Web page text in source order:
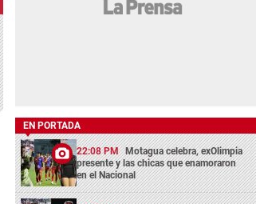
EN PORTADA
22:08 PM Motagua celebra, exOlimpia
presente y las chicas que enamoraron
en el Nacional